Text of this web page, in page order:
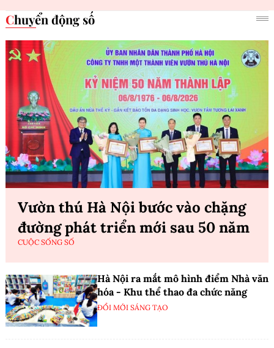
Chuyển động số
Vườn thú Hà Nội bước vào chặng
đường phát triển mới sau 50 năm
CUỘC SỐNG SỐ
Hà Nội ra mắt mô hình điểm Nhà văn
hóa - Khu thể thao đa chức năng
ĐỔI MỚI SÁNG TẠO